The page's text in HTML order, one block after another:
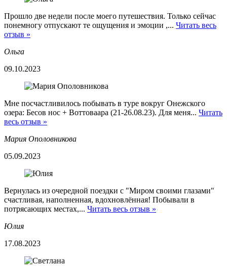
Прошло две недели после моего путешествия. Только сейчас
понемногу отпускают те ощущения и эмоции ,... Читать весь
отзыв »
Ольга
09.10.2023
Мне посчастливилось побывать в туре вокруг Онежского
озера: Бесов нос + Воттоваара (21-26.08.23). Для меня... Читать
весь отзыв »
Мария Ополовникова
05.09.2023
Вернулась из очередной поездки с "Миром своими глазами"
счастливая, наполненная, вдохновлённая! Побывали в
потрясающих местах,... Читать весь отзыв »
Юлия
17.08.2023